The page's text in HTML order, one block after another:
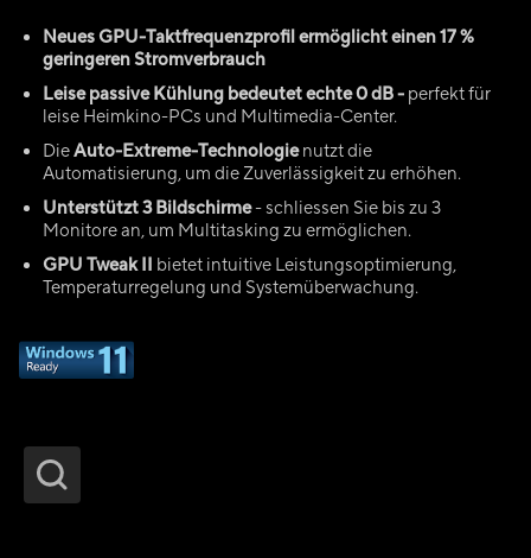
Neues GPU-Taktfrequenzprofil ermöglicht einen 17 %
geringeren Stromverbrauch
Leise passive Kühlung bedeutet echte 0 dB - perfekt für
leise Heimkino-PCs und Multimedia-Center.
DieAuto-Extreme-Technologienutzt die
Automatisierung, um die Zuverlässigkeit zu erhöhen.​
Unterstützt 3 Bildschirme- schliessen Sie bis zu 3
Monitore an, um Multitasking zu ermöglichen.
GPU Tweak II bietet intuitive Leistungsoptimierung,
Temperaturregelung und Systemüberwachung.